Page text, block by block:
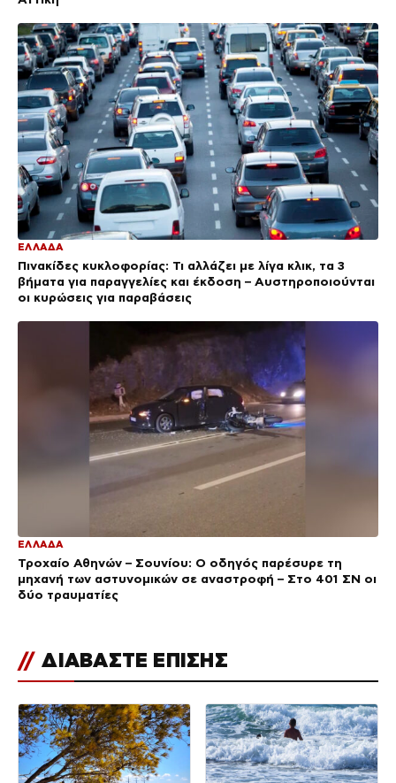
ΕΛΛΑΔΑ
Πινακίδες κυκλοφορίας: Τι αλλάζει με λίγα κλικ, τα 3
βήματα για παραγγελίες και έκδοση – Αυστηροποιούνται
οι κυρώσεις για παραβάσεις
ΕΛΛΑΔΑ
Τροχαίο Αθηνών – Σουνίου: Ο οδηγός παρέσυρε τη
μηχανή των αστυνομικών σε αναστροφή – Στο 401 ΣΝ οι
δύο τραυματίες
// ΔΙΑΒΑΣΤΕ ΕΠΙΣΗΣ